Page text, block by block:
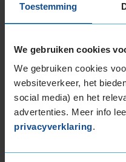
Toestemming
We gebruiken cookies
We gebruiken cookies
websiteverkeer, het
social media) en het
advertenties. Meer info
privacyverklaring.
235/60R18 103V
235/65R18 110H
255/55R18 109Y
255/60R18 112W
225/55R19 99V